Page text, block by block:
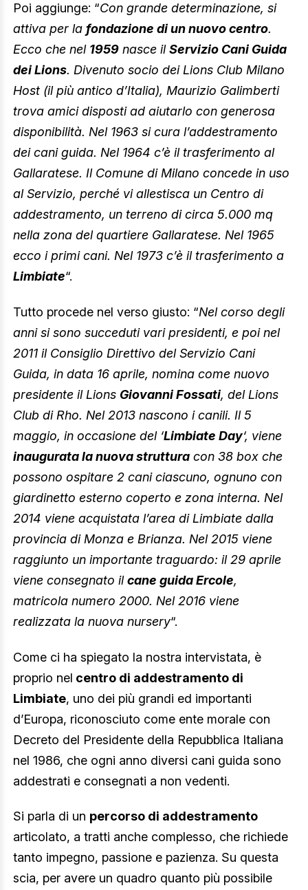
Poi aggiunge: “Con grande determinazione, si
attiva per la fondazione di un nuovo centro.
Ecco che nel 1959 nasce ilServizio Cani Guida
dei Lions. Divenuto socio dei Lions Club Milano
Host (il più antico d’Italia), Maurizio Galimberti
trova amici disposti ad aiutarlo con generosa
disponibilità. Nel 1963 si cura l’addestramento
dei cani guida. Nel 1964 c’è il trasferimento al
Gallaratese. Il Comune di Milano concede in uso
al Servizio, perché vi allestisca un Centro di
addestramento, un terreno di circa 5.000 mq
nella zona del quartiere Gallaratese. Nel 1965
ecco i primi cani. Nel 1973 c’è il trasferimento a
Limbiate“.
Tutto procede nel verso giusto: “Nel corso degli
anni si sono succeduti vari presidenti, e poi nel
2011 il Consiglio Direttivo del Servizio Cani
Guida, in data 16 aprile, nomina come nuovo
presidente il Lions Giovanni Fossati, del Lions
Club di Rho. Nel 2013 nascono i canili. Il 5
maggio, in occasione del ‘Limbiate Day‘, viene
inaugurata la nuova struttura con 38 box che
possono ospitare 2 cani ciascuno, ognuno con
giardinetto esterno coperto e zona interna. Nel
2014 viene acquistata l’area di Limbiate dalla
provincia di Monza e Brianza. Nel 2015 viene
raggiunto un importante traguardo: il 29 aprile
viene consegnato ilcane guida Ercole,
matricola numero 2000. Nel 2016 viene
realizzata la nuova nursery“.
Come ci ha spiegato la nostra intervistata, è
proprio nel centro di addestramento di
Limbiate, uno dei più grandi ed importanti
d’Europa, riconosciuto come ente morale con
Decreto del Presidente della Repubblica Italiana
nel 1986, che ogni anno diversi cani guida sono
addestrati e consegnati a non vedenti.
Si parla di un percorso di addestramento
articolato, a tratti anche complesso, che richiede
tanto impegno, passione e pazienza. Su questa
scia, per avere un quadro quanto più possibile